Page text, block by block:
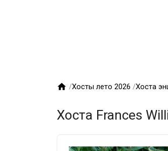
 /Хосты лето 2026 /Хоста
Хоста Frances